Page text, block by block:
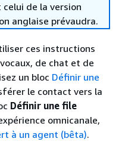
de la version
anglaise prévaudra.
ces instructions
de chat et de
un bloc Définir une
le contact vers la
Définir une file
omnicanale,
à un agent (bêta).